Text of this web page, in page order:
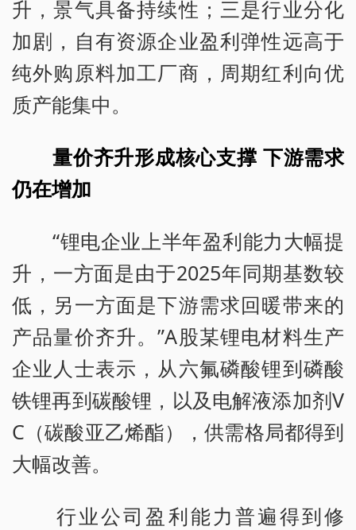
升，景气具备持续性；三是行业分化
加剧，自有资源企业盈利弹性远高于
纯外购原料加工厂商，周期红利向优
质产能集中。
量价齐升形成核心支撑 下游需求
仍在增加
“锂电企业上半年盈利能力大幅提
升，一方面是由于2025年同期基数较
低，另一方面是下游需求回暖带来的
产品量价齐升。”A股某锂电材料生产
企业人士表示，从六氟磷酸锂到磷酸
铁锂再到碳酸锂，以及电解液添加剂V
C（碳酸亚乙烯酯），供需格局都得到
大幅改善。
行业公司盈利能力普遍得到修